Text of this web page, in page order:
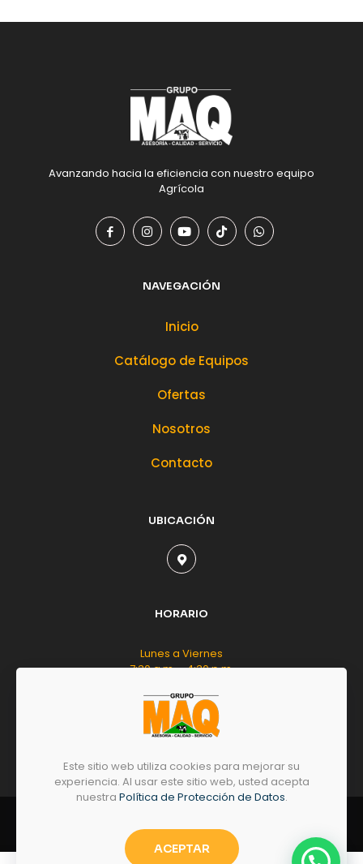
Avanzando hacia la eficiencia con nuestro equipo
Agrícola
NAVEGACIÓN
Inicio
Catálogo de Equipos
Ofertas
Nosotros
Contacto
UBICACIÓN
HORARIO
Lunes a Viernes
7:30 a.m. - 4:30 p.m.
Sábado
8:00 a.m. - 12:00 m.d.
reservados.
Este sitio web utiliza cookies para mejorar su
experiencia. Al usar este sitio web, usted acepta
nuestra Política de Protección de Datos.
ACEPTAR